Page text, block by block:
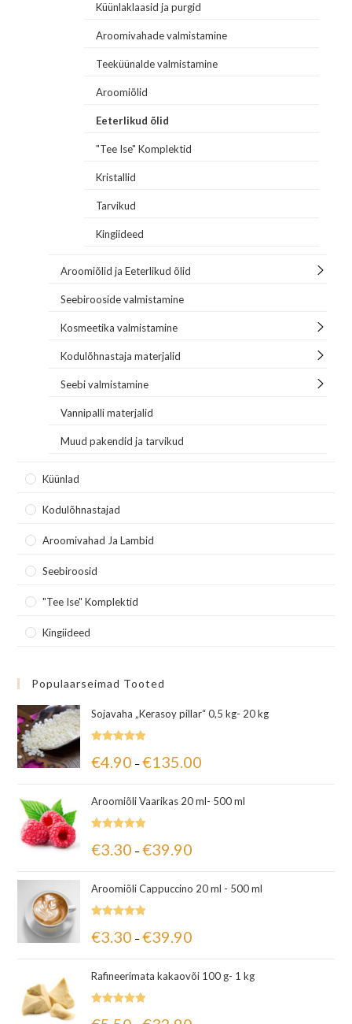
Küünlaklaasid ja purgid
Aroomivahade valmistamine
Teeküünalde valmistamine
Aroomiõlid
Eeterlikud õlid
"Tee Ise" Komplektid
Kristallid
Tarvikud
Kingiideed
Aroomiõlid ja Eeterlikud õlid
Seebirooside valmistamine
Kosmeetika valmistamine
Kodulõhnastaja materjalid
Seebi valmistamine
Vannipalli materjalid
Muud pakendid ja tarvikud
Küünlad
Kodulõhnastajad
Aroomivahad Ja Lambid
Seebiroosid
"Tee Ise" Komplektid
Kingiideed
Populaarseimad Tooted
Sojavaha „Kerasoy pillar“ 0,5 kg- 20 kg
5.00/ 5
€4.90 – €135.00
Aroomiõli Vaarikas 20 ml- 500 ml
5.00/ 5
€3.30 – €39.90
Aroomiõli Cappuccino 20 ml - 500 ml
5.00/ 5
€3.30 – €39.90
Rafineerimata kakaovõi 100 g- 1 kg